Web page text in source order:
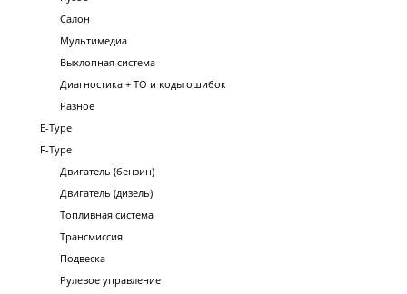
Салон
Мультимедиа
Выхлопная система
Диагностика + ТО и коды ошибок
Разное
E-Type
F-Type
Двигатель (бензин)
Двигатель (дизель)
Топливная система
Трансмиссия
Подвеска
Рулевое управление